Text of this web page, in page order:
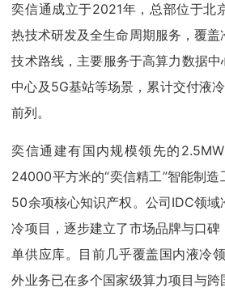
奕信通成立于2021年，总部位于北
热技术研发及全生命周期服务，覆
技术路线，主要服务于高算力数据
中心及5G基站等场景，累计交付液
前列。
奕信通建有国内规模领先的
24000平方米的“奕信精工”智能制
50余项核心知识产权。公司IDC领
冷项目，逐步建立了市场品牌与口
单供应库。目前几乎覆盖国内液冷
外业务已在多个国家级算力项目与